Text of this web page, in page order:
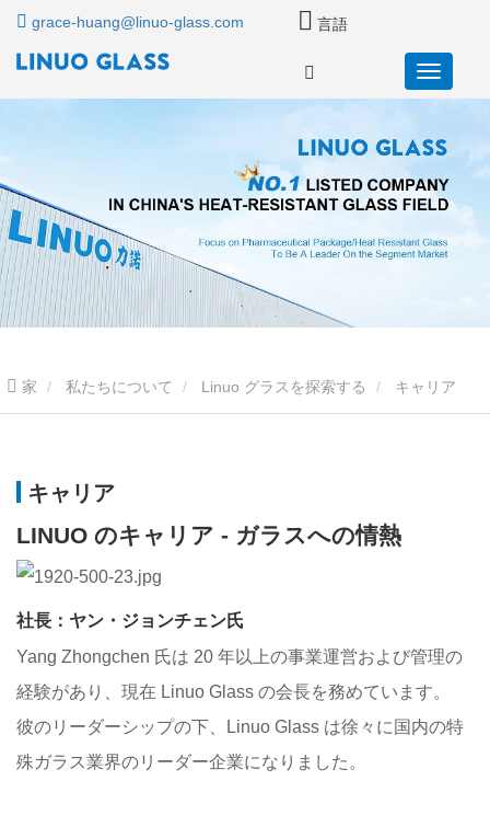
grace-huang@linuo-glass.com 言語
家 私たちについて Linuo グラスを探索する キャリア
キャリア
LINUO のキャリア - ガラスへの情熱
社長： ヤン・ジョンチェン氏
Yang Zhongchen 氏は 20 年以上の事業運営および管理の
経験があり、現在 Linuo Glass の会長を務めています。
彼のリーダーシップの下、Linuo Glass は徐々に国内の特
殊ガラス業界のリーダー企業になりました。